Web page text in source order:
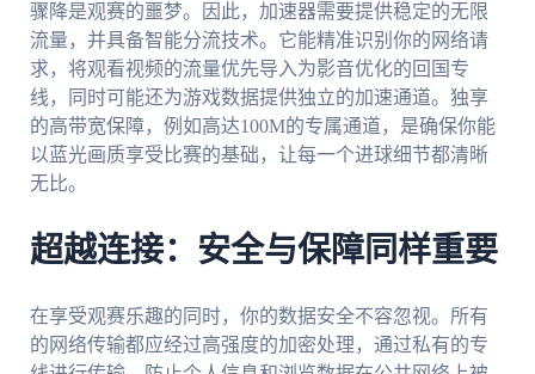
骤降是观赛的噩梦。因此，加速器需要提供稳定的无限
流量，并具备智能分流技术。它能精准识别你的网络请
求，将观看视频的流量优先导入为影音优化的回国专
线，同时可能还为游戏数据提供独立的加速通道。独享
的高带宽保障，例如高达100M的专属通道，是确保你能
以蓝光画质享受比赛的基础，让每一个进球细节都清晰
无比。
超越连接：安全与保障同样重要
在享受观赛乐趣的同时，你的数据安全不容忽视。所有
的网络传输都应经过高强度的加密处理，通过私有的专